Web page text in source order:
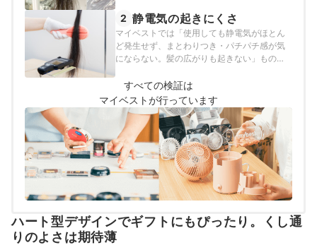
法で検証を行いました。
2 静電気の起きにくさ
マイベストでは「使用しても静電気がほとん
ど発生せず、まとわりつき・パチパチ感が気
にならない。髪の広がりも起きない」ものを
静電気の発生が0V以下と定めて以下の方法で
検証を行いました。
すべての検証は
マイベストが行っています
ハート型デザインでギフトにもぴったり。くし通
りのよさは期待薄